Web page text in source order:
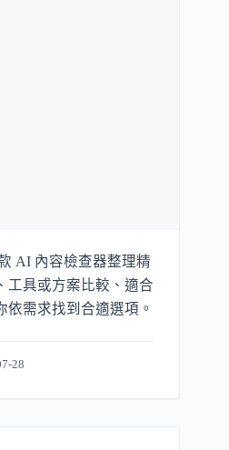
AI 內容檢查器整理精
工具或方案比較、適合
需求找到合適選項。
28